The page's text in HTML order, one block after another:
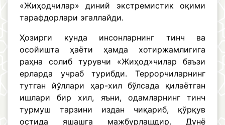
«Жиҳодчилар» диний экстремистик оқими
тарафдорлари эгаллайди.
Ҳозирги кунда инсонларнинг тинч ва
осойишта ҳаёти ҳамда хотиржамлигига
раҳна солиб турувчи «Жиҳод»чилар баъзи
ерларда учраб турибди. Террорчиларнинг
тутган йўллари ҳар-хил бўлсада қилаётган
ишлари бир хил, яъни, одамларнинг тинч
турмуш тарзини издан чиқариб, қўрқув
остида яшашга мажбурлашдир. Дунё